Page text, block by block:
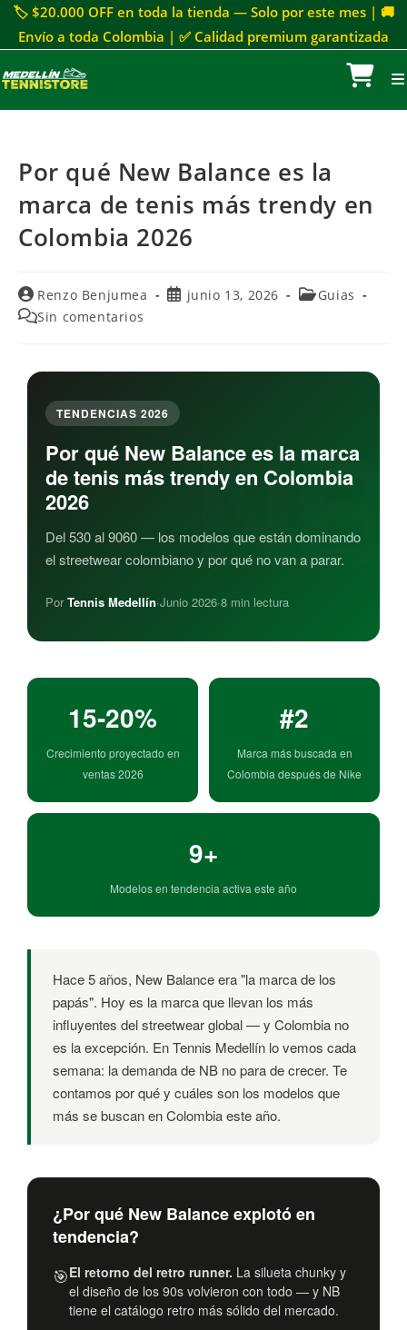
🏷 $20.000 OFF en toda la tienda — Solo por este mes | 🚚
Envío a toda Colombia | ✅ Calidad premium garantizada
Por qué New Balance es la
marca de tenis más trendy en
Colombia 2026
Renzo Benjumea junio 13, 2026
Guias
Sin comentarios
TENDENCIAS 2026
Por qué New Balance es la marca
de tenis más trendy en Colombia
2026
Del 530 al 9060 — los modelos que están dominando
el streetwear colombiano y por qué no van a parar.
PorTennis Medellín·Junio 2026·8 min lectura
15-20%
Crecimiento proyectado en
ventas 2026
#2
Marca más buscada en
Colombia después de Nike
9+
Modelos en tendencia activa este año
Hace 5 años, New Balance era "la marca de los
papás". Hoy es la marca que llevan los más
influyentes del streetwear global — y Colombia no
es la excepción. En Tennis Medellín lo vemos cada
semana: la demanda de NB no para de crecer. Te
contamos por qué y cuáles son los modelos que
más se buscan en Colombia este año.
¿Por qué New Balance explotó en
tendencia?
🎯El retorno del retro runner. La silueta chunky y
el diseño de los 90s volvieron con todo — y NB
tiene el catálogo retro más sólido del mercado.